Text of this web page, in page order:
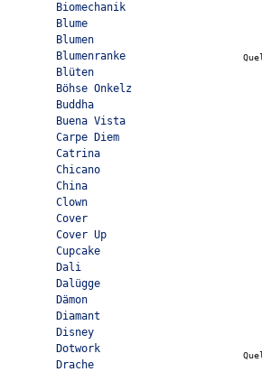
Biomechanik
Blume
Blumen
Blumenranke
Blüten
Böhse Onkelz
Buddha
Buena Vista
Carpe Diem
Catrina
Chicano
China
Clown
Cover
Cover Up
Cupcake
Dali
Dalügge
Dämon
Diamant
Disney
Dotwork
Drache